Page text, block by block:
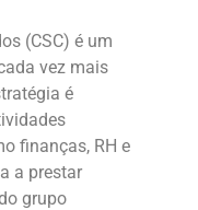
(CSC) é um
vez mais
é
finanças, RH e
a prestar
grupo